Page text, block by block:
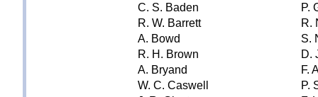
C. S. Baden
P.
R. W. Barrett
R.
A. Bowd
S.
R. H. Brown
D.
A. Bryand
F.
W. C. Caswell
P.